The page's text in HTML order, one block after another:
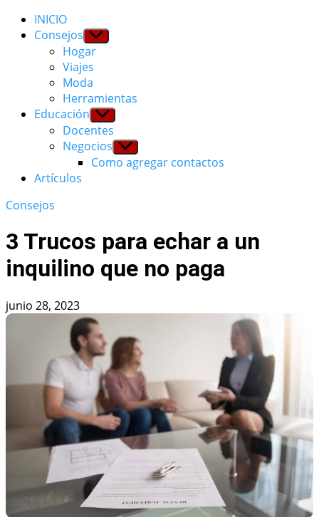
INICIO
Consejos Show
sub
menu
Hogar
Viajes
Moda
Herramientas
Educación Show
sub
menu
Docentes
Negocios Show
sub
menu
Como agregar contactos
Artículos
Consejos
3 Trucos para echar a un
inquilino que no paga
junio 28, 2023